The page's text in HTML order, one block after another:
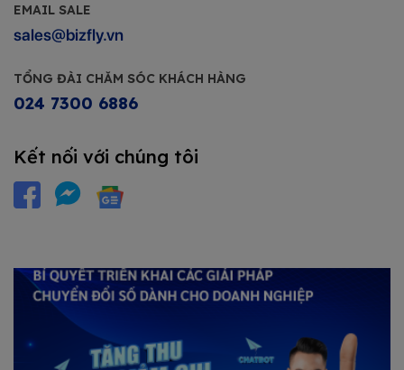
EMAIL SALE
sales@bizfly.vn
TỔNG ĐÀI CHĂM SÓC KHÁCH HÀNG
024 7300 6886
Kết nối với chúng tôi